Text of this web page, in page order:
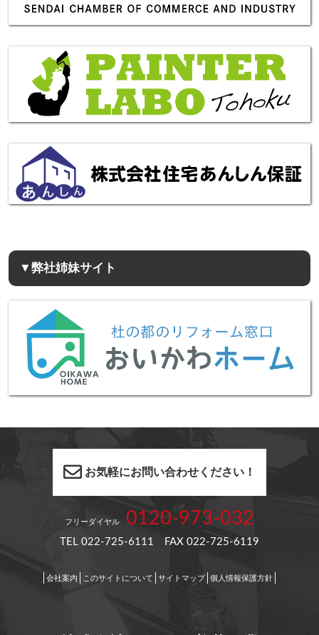
▼弊社姉妹サイト
お気軽にお問い合わせください！
フリーダイヤル 0120-973-032
TEL 022-725-6111 FAX 022-725-6119
会社案内 このサイトについて サイトマップ 個人情報保護方針